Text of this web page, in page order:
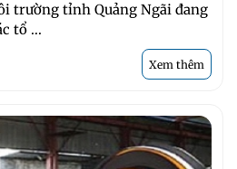
trường tỉnh Quảng Ngãi đang
tổ ...
Xem thêm